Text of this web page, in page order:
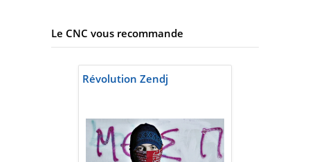
Le CNC vous recommande
Révolution Zendj